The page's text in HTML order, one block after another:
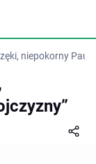
niepokorny Paul